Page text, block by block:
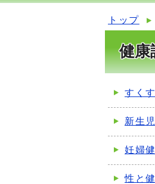
トップ
健康
すく
新生
妊婦
性と